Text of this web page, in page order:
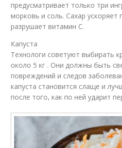
предусматривает только три
морковь и соль. Сахар ускоряет
разрушает витамин С.
Капуста
Технологи советуют выбирать
около 5 кг . Они должны быть
повреждений и следов
капуста становится слаще и
после того, как по ней ударит